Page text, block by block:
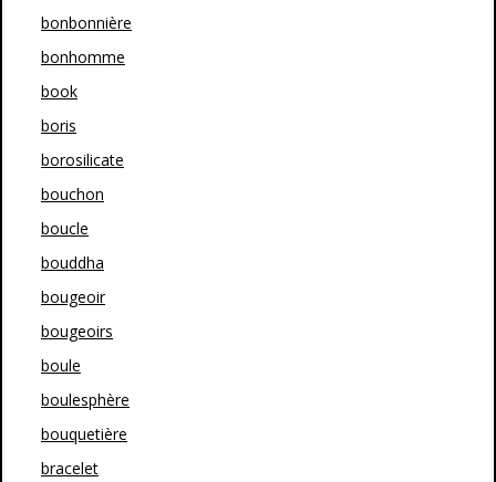
bonbonnière
bonhomme
book
boris
borosilicate
bouchon
boucle
bouddha
bougeoir
bougeoirs
boule
boulesphère
bouquetière
bracelet